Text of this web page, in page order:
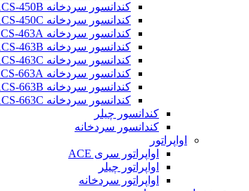
کندانسور سردخانه ACS-450B
کندانسور سردخانه ACS-450C
کندانسور سردخانه ACS-463A
کندانسور سردخانه ACS-463B
کندانسور سردخانه ACS-463C
کندانسور سردخانه ACS-663A
کندانسور سردخانه ACS-663B
کندانسور سردخانه ACS-663C
کندانسور چیلر
کندانسور سردخانه
اواپراتور
اواپراتور سری ACE
اواپراتور چیلر
اواپراتور سردخانه